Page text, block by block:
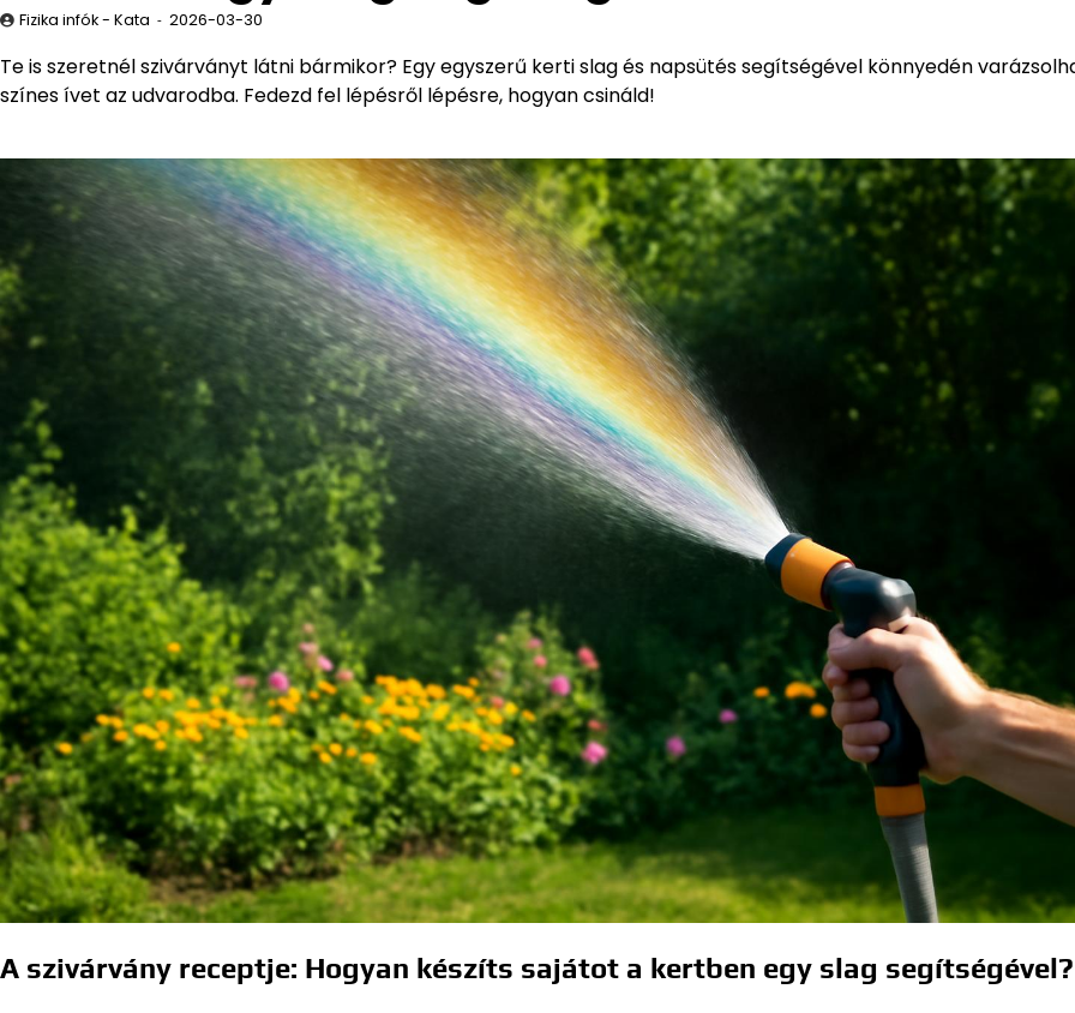
Fizika infók - Kata 2026-03-30
Te is szeretnél szivárványt látni bármikor? Egy egyszerű kerti slag és napsütés segítségével könnyedén
színes ívet az udvarodba. Fedezd fel lépésről lépésre, hogyan csináld!
A szivárvány receptje: Hogyan készíts sajátot a kertben egy slag segítségével?